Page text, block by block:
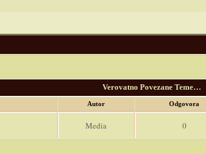
Verovatno Povezane Teme…
Autor Odgovora
Media 0